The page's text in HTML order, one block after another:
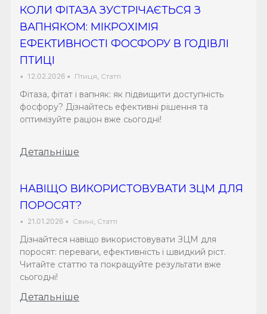
КОЛИ ФІТАЗА ЗУСТРІЧАЄТЬСЯ З
ВАПНЯКОМ: МІКРОХІМІЯ
ЕФЕКТИВНОСТІ ФОСФОРУ В ГОДІВЛІ
ПТИЦІ
• 12.02.2026 • Птиця, Статті
Фітаза, фітат і вапняк: як підвищити доступність
фосфору? Дізнайтесь ефективні рішення та
оптимізуйте раціон вже сьогодні!
Детальніше
НАВІЩО ВИКОРИСТОВУВАТИ ЗЦМ ДЛЯ
ПОРОСЯТ?
• 21.01.2026 • Свині, Статті
Дізнайтеся навіщо використовувати ЗЦМ для
поросят: переваги, ефективність і швидкий ріст.
Читайте статтю та покращуйте результати вже
сьогодні!
Детальніше